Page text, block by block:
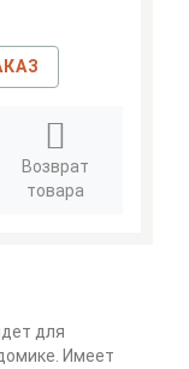
Возврат
товара
для
Имеет